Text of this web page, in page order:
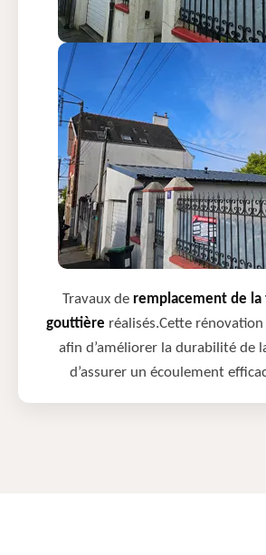
Travaux de remplacement de
gouttière réalisés.Cette
afin d’améliorer la durabilité de
d’assurer un écoulement